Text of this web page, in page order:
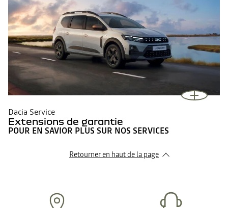
Dacia Service
Extensions de garantie
POUR EN SAVIOR PLUS SUR NOS SERVICES
Retourner en haut de la page